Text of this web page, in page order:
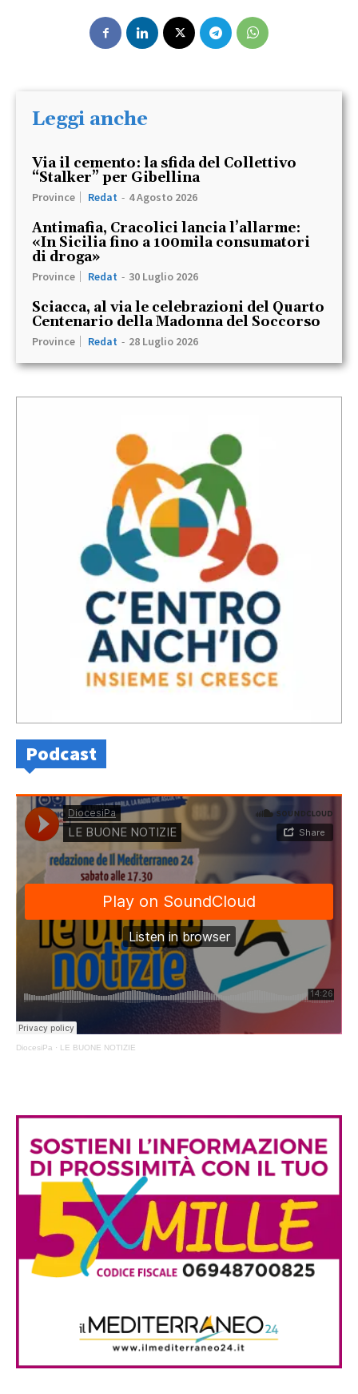
Leggi anche
Via il cemento: la sfida del Collettivo
“Stalker” per Gibellina
Province Redat - 4 Agosto 2026
Antimafia, Cracolici lancia l’allarme:
«In Sicilia fino a 100mila consumatori
di droga»
Province Redat - 30 Luglio 2026
Sciacca, al via le celebrazioni del Quarto
Centenario della Madonna del Soccorso
Province Redat - 28 Luglio 2026
Podcast
DiocesiPa · LE BUONE NOTIZIE